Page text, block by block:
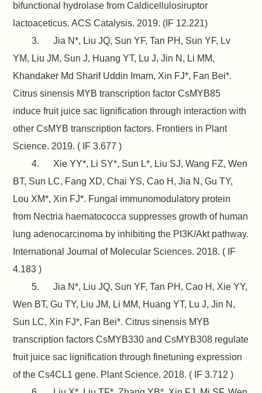
bifunctional hydrolase from Caldicellulosiruptor
lactoaceticus. ACS Catalysis. 2019. (IF 12.221)
3. Jia N*, Liu JQ, Sun YF, Tan PH, Sun YF, Lv
YM, Liu JM, Sun J, Huang YT, Lu J, Jin N, Li MM,
Khandaker Md Sharif Uddin Imam, Xin FJ*, Fan Bei*.
Citrus sinensis MYB transcription factor CsMYB85
induce fruit juice sac lignification through interaction with
other CsMYB transcription factors. Frontiers in Plant
Science. 2019. ( IF 3.677 )
4. Xie YY*, Li SY*, Sun L*, Liu SJ, Wang FZ, Wen
BT, Sun LC, Fang XD, Chai YS, Cao H, Jia N, Gu TY,
Lou XM*, Xin FJ*. Fungal immunomodulatory protein
from Nectria haematococca suppresses growth of human
lung adenocarcinoma by inhibiting the PI3K/Akt pathway.
International Journal of Molecular Sciences. 2018. ( IF
4.183 )
5. Jia N*, Liu JQ, Sun YF, Tan PH, Cao H, Xie YY,
Wen BT, Gu TY, Liu JM, Li MM, Huang YT, Lu J, Jin N,
Sun LC, Xin FJ*, Fan Bei*. Citrus sinensis MYB
transcription factors CsMYB330 and CsMYB308 regulate
fruit juice sac lignification through finetuning expression
of the Cs4CL1 gene. Plant Science. 2018. ( IF 3.712 )